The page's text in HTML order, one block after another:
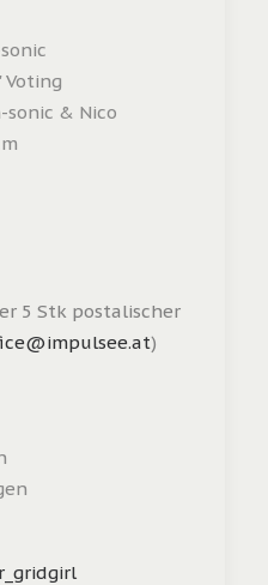
Voting
sonic & Nico
5 Stk postalischer
)